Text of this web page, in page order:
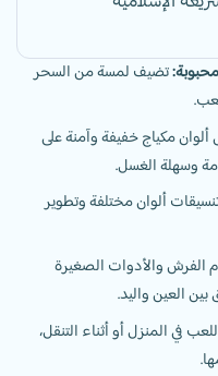
تضيف لمسة من السحر
مكياج خفيفة وآمنة على
وسهلة الغسل.
ألوان مختلفة وتطوير
الفرش والأدوات الصغيرة
العين واليد.
في المنزل أو أثناء التنقل،